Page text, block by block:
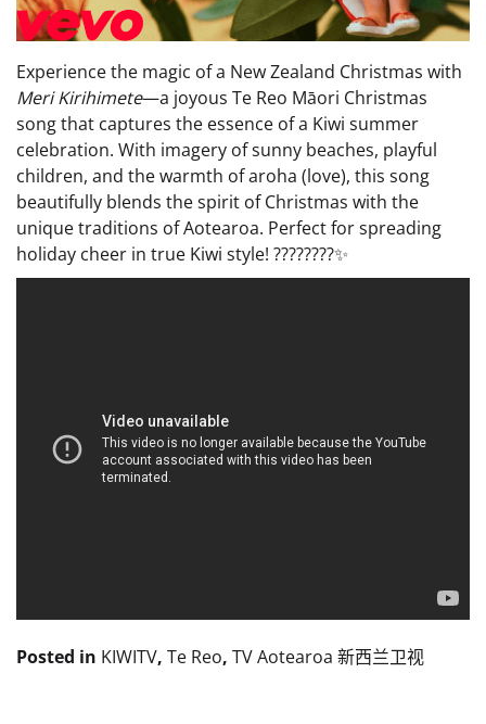
Experience the magic of a New Zealand Christmas with
Meri Kirihimete—a joyous Te Reo Māori Christmas
song that captures the essence of a Kiwi summer
celebration. With imagery of sunny beaches, playful
children, and the warmth of aroha (love), this song
beautifully blends the spirit of Christmas with the
unique traditions of Aotearoa. Perfect for spreading
holiday cheer in true Kiwi style! ????????✨
Posted in KIWITV, Te Reo, TV Aotearoa 新西兰卫视